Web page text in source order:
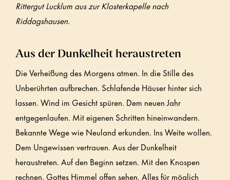
Rittergut Lucklum aus zur Klosterkapelle nach
Riddagshausen.
Aus der Dunkelheit heraustreten
Die Verheißung des Morgens atmen. In die Stille des
Unberührten aufbrechen. Schlafende Häuser hinter sich
lassen. Wind im Gesicht spüren. Dem neuen Jahr
entgegenlaufen. Mit eigenen Schritten hineinwandern.
Bekannte Wege wie Neuland erkunden. Ins Weite wollen.
Dem Ungewissen vertrauen. Aus der Dunkelheit
heraustreten. Auf den Beginn setzen. Mit den Knospen
rechnen. Gottes Himmel offen sehen. Alles für möglich